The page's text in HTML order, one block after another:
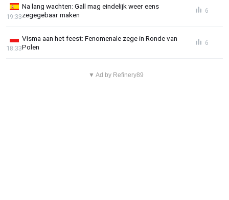
Na lang wachten: Gall mag eindelijk weer eens
zegegebaar maken
19:33
6
Visma aan het feest: Fenomenale zege in Ronde van
Polen
18:33
6
▼ Ad by Refinery89